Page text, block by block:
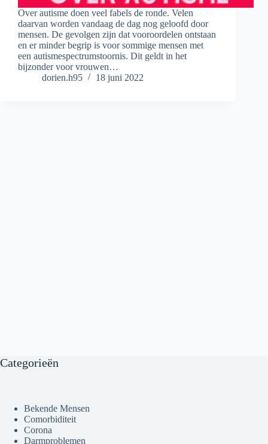
Over autisme doen veel fabels de ronde. Velen
daarvan worden vandaag de dag nog geloofd door
mensen. De gevolgen zijn dat vooroordelen ontstaan
en er minder begrip is voor sommige mensen met
een autismespectrumstoornis. Dit geldt in het
bijzonder voor vrouwen…
dorien.h95
18 juni 2022
Categorieën
Bekende Mensen
Comorbiditeit
Corona
Darmproblemen